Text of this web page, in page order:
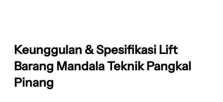
Keunggulan & Spesifikasi Lift
Barang Mandala Teknik Pangkal
Pinang